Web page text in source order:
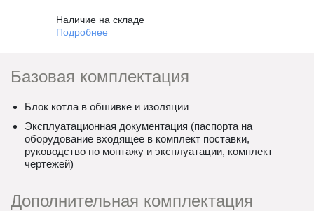
Наличие на складе
Подробнее
Базовая комплектация
Блок котла в обшивке и изоляции
Эксплуатационная документация (паспорта на
оборудование входящее в комплект поставки,
руководство по монтажу и эксплуатации, комплект
чертежей)
Дополнительная комплектация